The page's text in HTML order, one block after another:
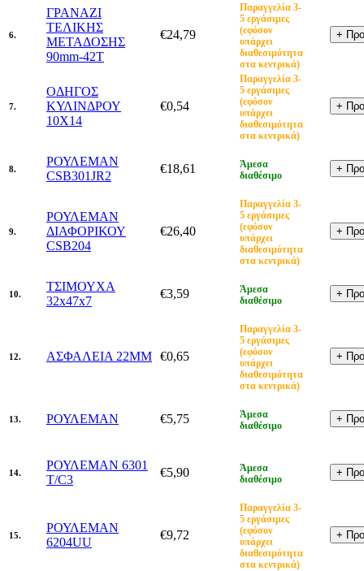
6.
ΓΡΑΝΑΖΙ
ΤΕΛΙΚΗΣ
ΜΕΤΑΔΟΣΗΣ
90mm-42T
€24,79
Παραγγελία 3-
5 εργάσιμες
(εφόσον
υπάρχει
διαθεσιμότητα
στα κεντρικά)
7.
ΟΔΗΓΟΣ
ΚΥΛΙΝΔΡΟΥ
10X14
€0,54
Παραγγελία 3-
5 εργάσιμες
(εφόσον
υπάρχει
διαθεσιμότητα
στα κεντρικά)
8.
ΡΟΥΛΕΜΑΝ
CSB301JR2
€18,61
Άμεσα
διαθέσιμο
9.
ΡΟΥΛΕΜΑΝ
ΔΙΑΦΟΡΙΚΟΥ
CSB204
€26,40
Παραγγελία 3-
5 εργάσιμες
(εφόσον
υπάρχει
διαθεσιμότητα
στα κεντρικά)
10.
ΤΣΙΜΟΥΧΑ
32x47x7
€3,59
Άμεσα
διαθέσιμο
12. ΑΣΦΑΛΕΙΑ 22MM €0,65
Παραγγελία 3-
5 εργάσιμες
(εφόσον
υπάρχει
διαθεσιμότητα
στα κεντρικά)
13. ΡΟΥΛΕΜΑΝ €5,75
Άμεσα
διαθέσιμο
14.
ΡΟΥΛΕΜΑΝ 6301
T/C3
€5,90
Άμεσα
διαθέσιμο
15.
ΡΟΥΛΕΜΑΝ
6204UU
€9,72
Παραγγελία 3-
5 εργάσιμες
(εφόσον
υπάρχει
διαθεσιμότητα
στα κεντρικά)